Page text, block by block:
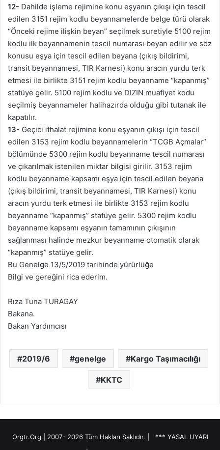
12- Dahilde işleme rejimine konu eşyanın çıkışı için tescil
edilen 3151 rejim kodlu beyannamelerde belge türü olarak
“Önceki rejime ilişkin beyan” seçilmek suretiyle 5100 rejim
kodlu ilk beyannamenin tescil numarası beyan edilir ve söz
konusu eşya için tescil edilen beyana (çıkış bildirimi,
transit beyannamesi, TIR Karnesi) konu aracın yurdu terk
etmesi ile birlikte 3151 rejim kodlu beyanname “kapanmış”
statüye gelir. 5100 rejim kodlu ve DIZIN muafiyet kodu
seçilmiş beyannameler halihazırda olduğu gibi tutanak ile
kapatılır.
13- Geçici ithalat rejimine konu eşyanın çıkışı için tescil
edilen 3153 rejim kodlu beyannamelerin “TCGB Açmalar”
bölümünde 5300 rejim kodlu beyanname tescil numarası
ve çıkarılmak istenilen miktar bilgisi girilir. 3153 rejim
kodlu beyanname kapsamı eşya için tescil edilen beyana
(çıkış bildirimi, transit beyannamesi, TIR Karnesi) konu
aracın yurdu terk etmesi ile birlikte 3153 rejim kodlu
beyanname “kapanmış” statüye gelir. 5300 rejim kodlu
beyanname kapsamı eşyanın tamamının çıkışının
sağlanması halinde mezkur beyanname otomatik olarak
“kapanmış” statüye gelir.
Bu Genelge 13/5/2019 tarihinde yürürlüğe
Bilgi ve gereğini rica ederim.
Rıza Tuna TURAGAY
Bakana.
Bakan Yardımcısı
2019/6 genelge Kargo Taşımacılığı
KKTC
Orgtr.Org | 2007- 2026 Tüm Hakları Saklıdır. | *** YASAL UYARI